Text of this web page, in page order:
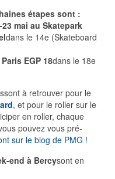
étapes sont :
23 mai au Skatepark
dans le 14e (Skateboard
EGP 18dans le 18e
sont à retrouver pour le
, et pour le roller sur le
en roller, chaque
pouvez vous pré-
sur le blog de PMG !
end à Bercysont en